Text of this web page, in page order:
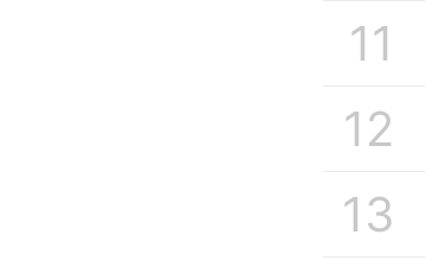
11
12
13